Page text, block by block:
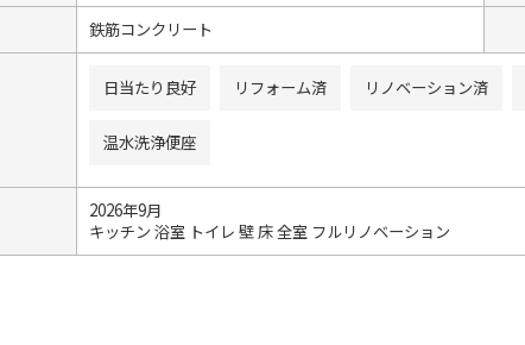
鉄筋コンクリート
日当たり良好 リフォーム済 リノベーション済
温水洗浄便座
2026年9月
キッチン 浴室 トイレ 壁 床 全室 フルリノベーション